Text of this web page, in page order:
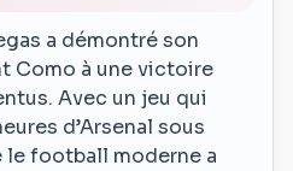
a démontré son
Como à une victoire
Avec un jeu qui
d’Arsenal sous
le football moderne a